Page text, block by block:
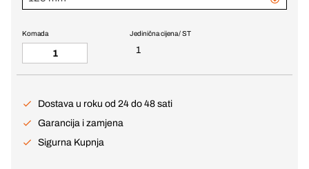
Jedinična cijena / ST
1
Komada
Dostava u roku od 24 do 48 sati
Garancija i zamjena
Sigurna Kupnja